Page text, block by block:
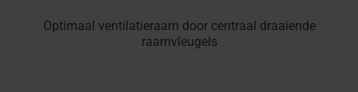
Optimaal ventilatieraam door centraal draaiende
raamvleugels